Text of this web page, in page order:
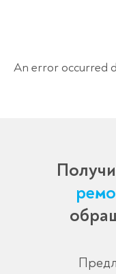
An error occurred